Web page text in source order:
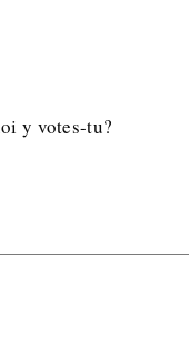
y votes-tu?